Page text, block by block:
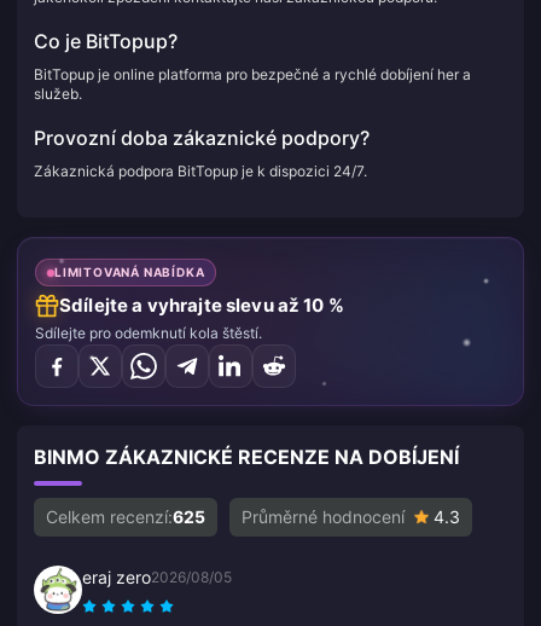
Co je BitTopup?
BitTopup je online platforma pro bezpečné a rychlé dobíjení her a
služeb.
Provozní doba zákaznické podpory?
Zákaznická podpora BitTopup je k dispozici 24/7.
LIMITOVANÁ NABÍDKA
Sdílejte a vyhrajte slevu až 10 %
Sdílejte pro odemknutí kola štěstí.
BINMO ZÁKAZNICKÉ RECENZE NA DOBÍJENÍ
Celkem recenzí:625 Průměrné hodnocení 4.3
eraj zero2026/08/05